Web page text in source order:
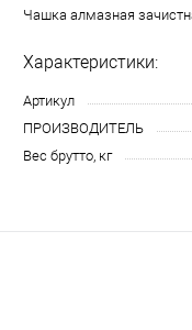
Чашка алмазная
Характеристики:
Артикул
ПРОИЗВОДИТЕЛЬ
Вес брутто, кг